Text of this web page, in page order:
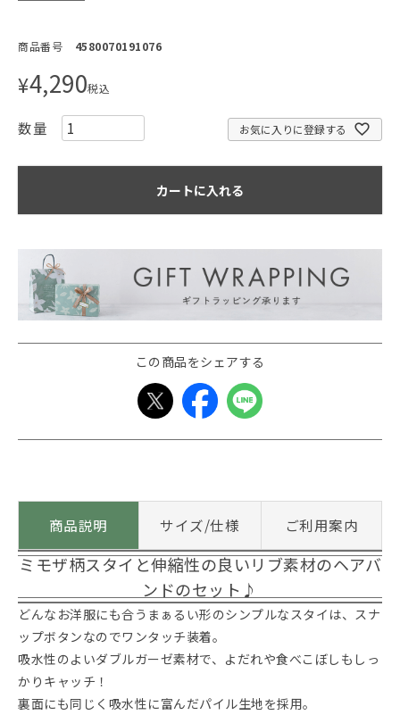
商品番号 4580070191076
¥4,290税込
お気に入りに登録する
カートに入れる
この商品をシェアする
商品説明 サイズ/仕様 ご利用案内
ミモザ柄スタイと伸縮性の良いリブ素材のヘアバ
ンドのセット♪
どんなお洋服にも合うまぁるい形のシンプルなスタイは、スナ
ップボタンなのでワンタッチ装着。
吸水性のよいダブルガーゼ素材で、よだれや食べこぼしもしっ
かりキャッチ！
裏面にも同じく吸水性に富んだパイル生地を採用。